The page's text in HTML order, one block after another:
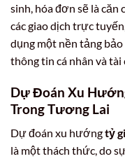
sinh, hóa đơn sẽ là
các giao dịch trực
dụng một nền tảng
thông tin cá nhân và tài
Dự Đoán Xu
Trong Tương Lai
Dự đoán xu hướngtỷ
là một thách thức, do